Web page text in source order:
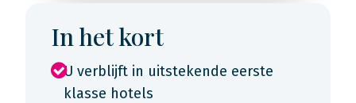
In het kort
U verblijft in uitstekende eerste
klasse hotels